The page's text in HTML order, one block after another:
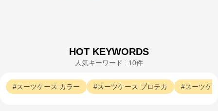
HOT KEYWORDS
人気キーワード : 10件
スーツケース カラー スーツケース プロテカ スーツケ
エースオンラインストア からのコメント
スーツケース、ビジネスバッグなど、直営店ならでは
の豊富なラインナップでご紹介いたします。